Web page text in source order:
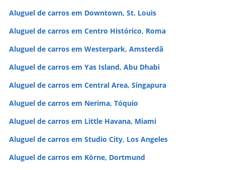
Aluguel de carros em Downtown, St. Louis
Aluguel de carros em Centro Histórico, Roma
Aluguel de carros em Westerpark, Amsterdã
Aluguel de carros em Yas Island, Abu Dhabi
Aluguel de carros em Central Area, Singapura
Aluguel de carros em Nerima, Tóquio
Aluguel de carros em Little Havana, Miami
Aluguel de carros em Studio City, Los Angeles
Aluguel de carros em Körne, Dortmund